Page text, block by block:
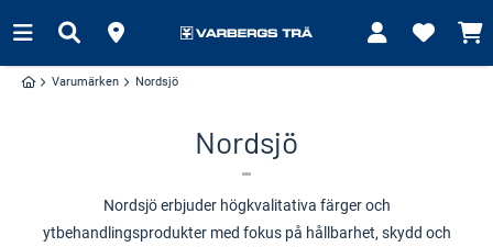
Varumärken Nordsjö
Nordsjö
Nordsjö erbjuder högkvalitativa färger och
ytbehandlingsprodukter med fokus på hållbarhet, skydd och